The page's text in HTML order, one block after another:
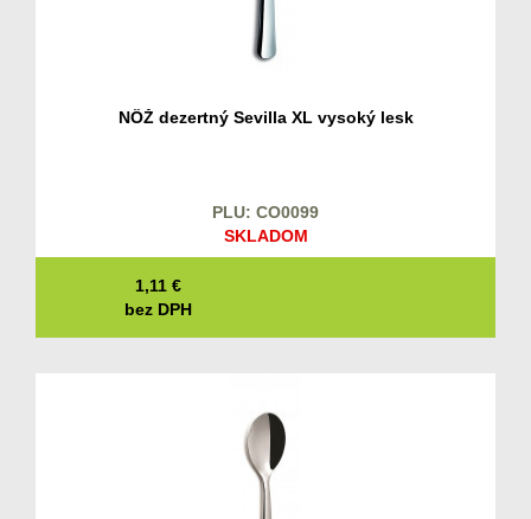
NÔŽ dezertný Sevilla XL vysoký lesk
PLU: CO0099
SKLADOM
1,11 €
bez DPH